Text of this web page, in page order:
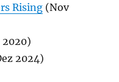
Rising (Nov
2020)
2024)